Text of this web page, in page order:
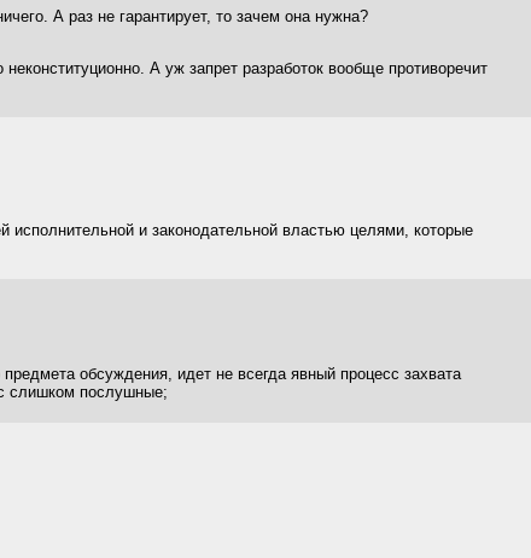
А раз не гарантирует, то зачем она нужна?
А уж запрет разработок вообще противоречит
и законодательной властью целями, которые
обсуждения, идет не всегда явный процесс захвата
слишком послушные;